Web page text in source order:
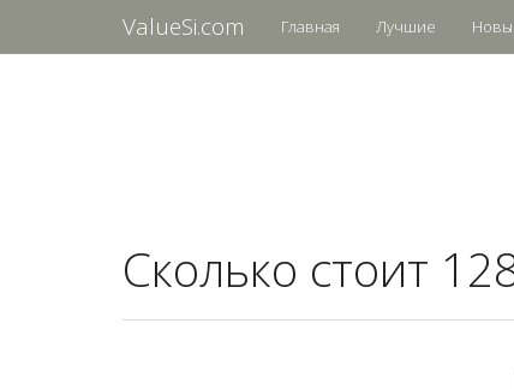
ValueSi.com Главная Лучшие
Сколько стоит